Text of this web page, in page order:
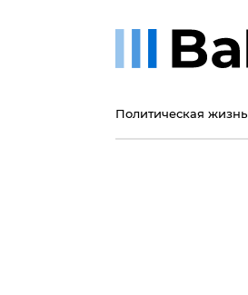
Политическая жизнь